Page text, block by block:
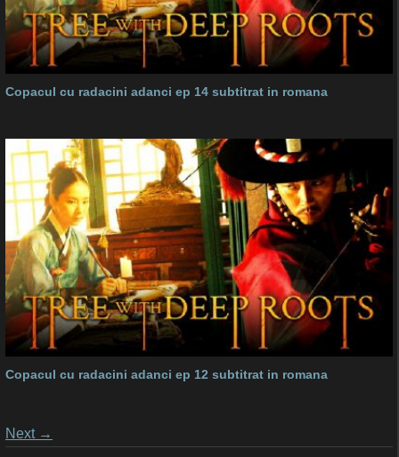
Copacul cu radacini adanci ep 14 subtitrat in romana
Copacul cu radacini adanci ep 12 subtitrat in romana
Posts
Next →